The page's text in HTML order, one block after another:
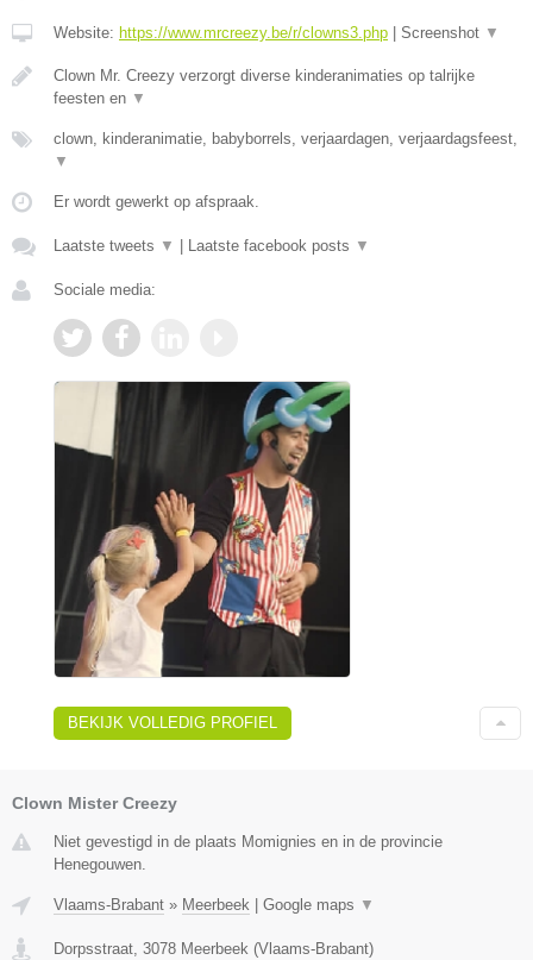
Website: https://www.mrcreezy.be/r/clowns3.php Screenshot ▼
Clown Mr. Creezy verzorgt diverse kinderanimaties op talrijke
feesten en ▼
clown, kinderanimatie, babyborrels, verjaardagen, verjaardagsfeest,
▼
Er wordt gewerkt op afspraak.
Laatste tweets ▼ Laatste facebook posts ▼
Sociale media:
BEKIJK VOLLEDIG PROFIEL
Clown Mister Creezy
Niet gevestigd in de plaats Momignies en in de provincie
Henegouwen.
Vlaams-Brabant » Meerbeek Google maps ▼
Dorpsstraat, 3078 Meerbeek (Vlaams-Brabant)